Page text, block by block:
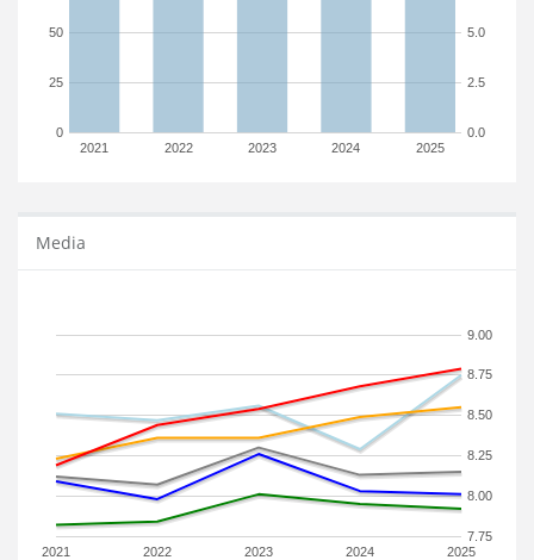
2021 2022 2023 2024 2025
0
25
50
0.0
2.5
5.0
Media
2021 2022 2023 2024 2025
7.75
8.00
8.25
8.50
8.75
9.00